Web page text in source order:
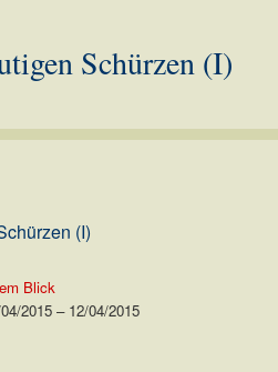
Schürzen (I)
(I)
Blick
2015 – 12/04/2015